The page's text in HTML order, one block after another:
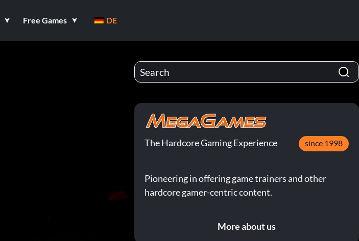
Free Games DE
The Hardcore Gaming Experience since 1998
Pioneering in offering game trainers and other
hardcore gamer-centric content.
More about us